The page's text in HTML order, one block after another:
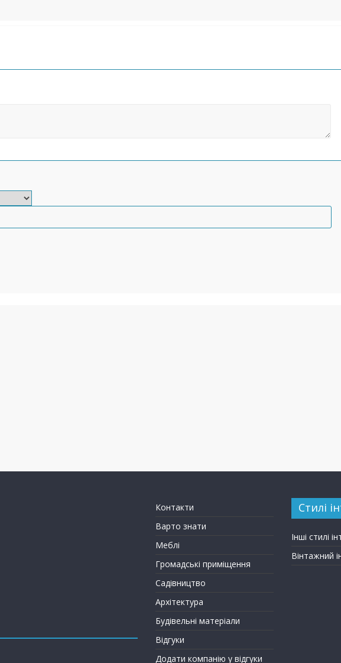
Контакти
Варто знати
Меблі
Громадські приміщення
Садівництво
Архітектура
Будівельні матеріали
Відгуки
Додати компанію у відгуки
Стилі
Інші стилі
Вінтажний